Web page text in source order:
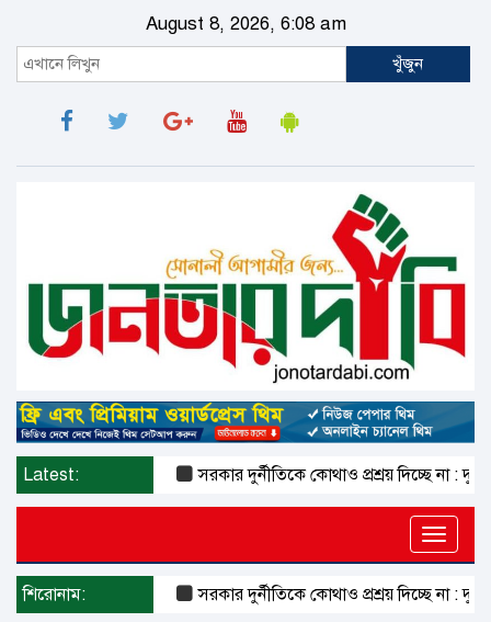
August 8, 2026, 6:08 am
খুঁজুন
Latest: সরকার দুর্নীতিকে কোথাও প্রশ্রয় দিচ্ছে না : দুদক
Toggle
শিরোনাম: সরকার দুর্নীতিকে কোথাও প্রশ্রয় দিচ্ছে না : দুদক